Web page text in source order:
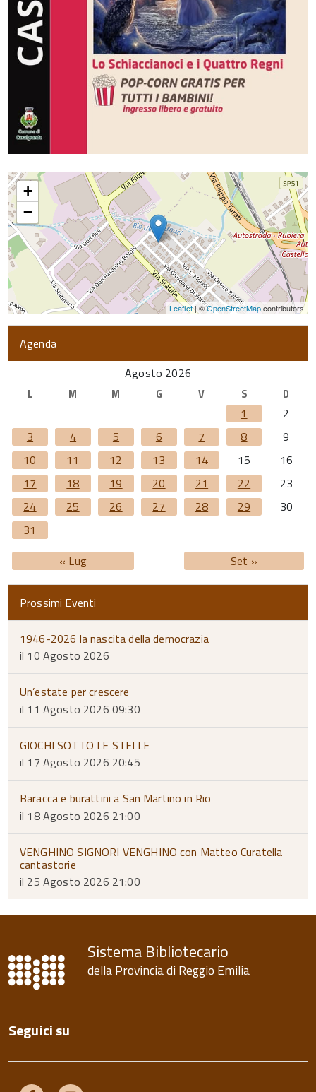
+
−
Leaflet| ©OpenStreetMapcontributors
Agenda
Agosto 2026
L M M G V S D
1
2
3
4 5 6 7 8
9
10
11 12 13 14 15
16
17
18 19 20 21 22
23
24
25 26 27 28 29
30
31
« Lug
Set »
Prossimi Eventi
1946-2026 la nascita della democrazia
il 10 Agosto 2026
Un’estate per crescere
il 11 Agosto 2026 09:30
GIOCHI SOTTO LE STELLE
il 17 Agosto 2026 20:45
Baracca e burattini a San Martino in Rio
il 18 Agosto 2026 21:00
VENGHINO SIGNORI VENGHINO con Matteo Curatella
cantastorie
il 25 Agosto 2026 21:00
Sistema Bibliotecario
della Provincia di Reggio Emilia
Seguici su